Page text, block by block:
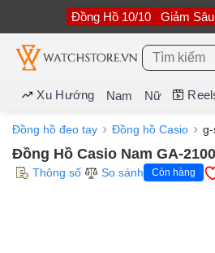
nội
dung
Đồng Hồ 10/10 Giảm Sâu
Tìm
kiếm:
Xu Hướng Nam Nữ
Đồng hồ đeo tay Đồng hồ Casio
Đồng Hồ Casio Nam GA-
Thông số So sánh Còn hàng